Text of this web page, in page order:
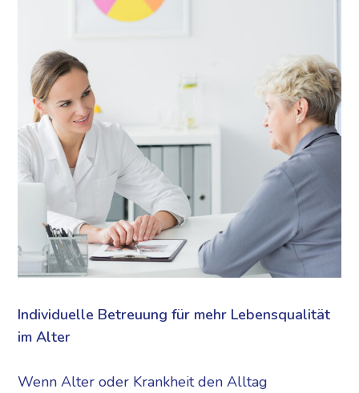
Individuelle Betreuung für mehr Lebensqualität
im Alter
Wenn Alter oder Krankheit den Alltag